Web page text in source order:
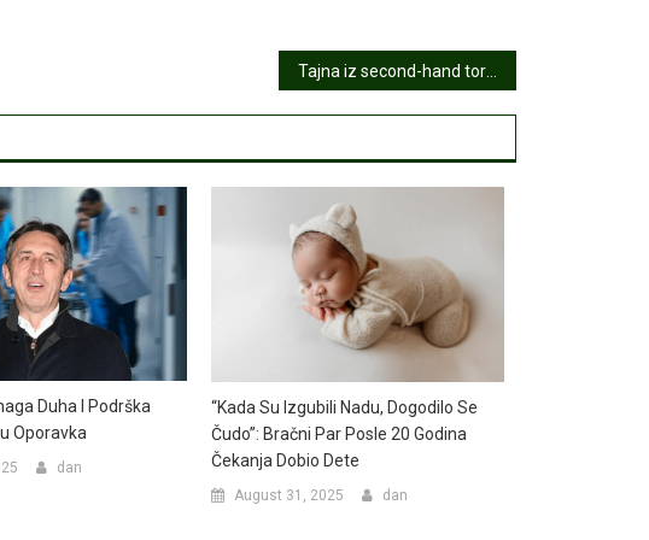
Tajna iz second-hand torbe: Pismo koje je dirnulo hiljade i podsetilo nas na snagu empatije
Duha I Podrška
Oporavka
dan
“Kada Su Izgubili Nadu, Dogodilo Se
Čudo”: Bračni Par Posle 20 Godina
Čekanja Dobio Dete
August 31, 2025 dan